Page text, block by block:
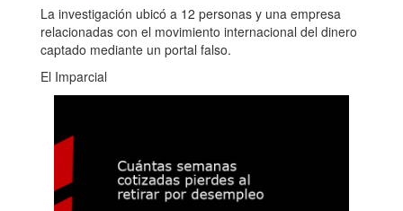
La investigación ubicó a 12 personas y una empresa
relacionadas con el movimiento internacional del dinero
captado mediante un portal falso.
El Imparcial